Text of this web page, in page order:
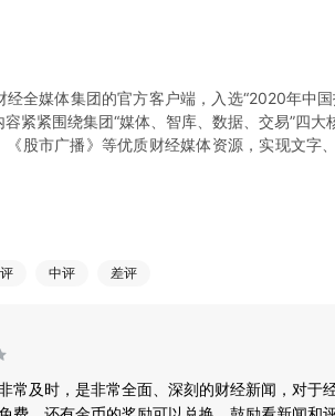
经全媒体集团的官方客户端，入选“2020年中
紧紧围绕集团“媒体、智库、数据、交易”四
《股市广播》等优质财经媒体资源，实现文字
深度解读，助你掌握每个重大拐点；这里有资
业评论，为你解析经济时局变化；这里有全
席分析师、专家学者入驻，聚焦未来经济形势
中评 差评
常及时，是非常全面、深刻的财经新闻，对于